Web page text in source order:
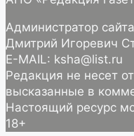
Администратор
Дмитрий Игоревич
E-MAIL: ksha@list.ru
Редакция не несет
высказанные в
Настоящий ресурс
18+